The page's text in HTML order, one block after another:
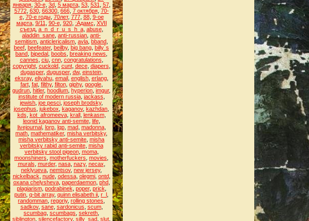
января, 30-е, 3d, 5 марта, 53, 531 57,
5772, 630, 66300, 666, 7 октября, 70-
е, 70-е годы, 70лет, 777, 88, 9-ое
марта, 9/11 90-е, 920, :Адамс XVII
съезд, a_n_d_r_u_s_h_a, abuse,
aladdin_sane anti-russian anti-
semitism anticlericalism avla bband
beef beefeater, beilby, big bang billy`s
band bipedal boobs breaking news
cannes ciu, cnn, congratulations
copyright, cuckold, cunt, dece, diapers
dugasper, dugusper, dw, einstein,
eksray, eliyahu, email, english, erlang,
fart, fat, filthy, filton, giphy, google,
gudrun hitler, hoodlum hyperion imgur,
institute of modern russia, jackass
jewish joe pesci joseph brodsky,
josephus jukebox kaganov, kazhdan
kds kot_afromeeva, krall, lenkasm,
leonid kaganov anti-semite, life,
livejournal, lorp, lqp, mad, madonna,
math mathematiker, misha verbitsky,
misha verbitsky anti-semite misha
verbitsky rabid anti-semite, misha
verbitsky stool pigeon, moma,
moonshiners motherfuckers movies
murals murder, nasa, nazy, necax
neklyueva nemtsov, new jersey,
nickelback nude, odessa, olegmi, ontd,
oxana chelysheva, paperdaemon, phd,
plagiarism, podrabinek poper, prick
putin q-bit array, quinn elisabeth ii r_l
randomman regoriy, rolling stones
sadkov, sane, sardonicus scum,
scumbag scumbags sekreth
siblington silencefactory, silly_sad slut